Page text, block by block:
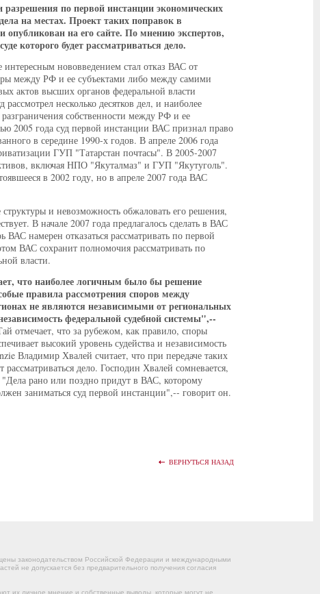
по первой инстанции экономических
на местах. Проект таких поправок в
на его сайте. По мнению экспертов,
которого будет рассматриваться дело.
нововведением стал отказ ВАС от
между РФ и ее субъектами либо между самими
актов высших органов федеральной власти
несколько десятков дел, и наиболее
собственности между РФ и ее
2005 года суд первой инстанции ВАС признал право
в середине 1990-х годов. В апреле 2006 года
ГУП "Татарстан почтасы". В 2005-2007
включая НПО "Якуталмаз" и ГУП "Якутуголь".
в 2002 году, но в апреле 2007 года ВАС
и невозможность обжаловать его решения,
В начале 2007 года предлагалось сделать в ВАС
намерен отказаться рассматривать по первой
ВАС сохранит полномочия рассматривать по
власти.
что наиболее логичным было бы решение
правила рассмотрения споров между
не являются независимыми от региональных
федеральной судебной системы",--
отмечает, что за рубежом, как правило, споры
высокий уровень судейства и независимость
Владимир Хвалей считает, что при передаче таких
дело. Господин Хвалей сомневается,
"Дела рано или поздно придут в ВАС, которому
заниматься суд первой инстанции",-- говорит он.
ВЕРНУТЬСЯ НАЗАД
законодательством Российской Федерации и международными
не допускается без предварительного получения согласия
их личное мнение и собственные выводы, которые могут не